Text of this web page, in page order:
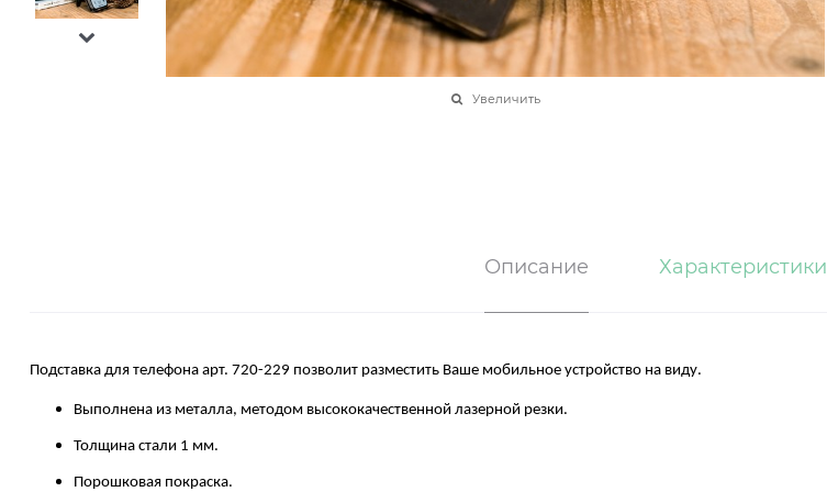
Увеличить
Описание Характеристики
Подставка для телефона арт. 720-229 позволит разместить Ваше мобильное устройство на виду.
Выполнена из металла, методом высококачественной лазерной резки.
Толщина стали 1 мм.
Порошковая покраска.